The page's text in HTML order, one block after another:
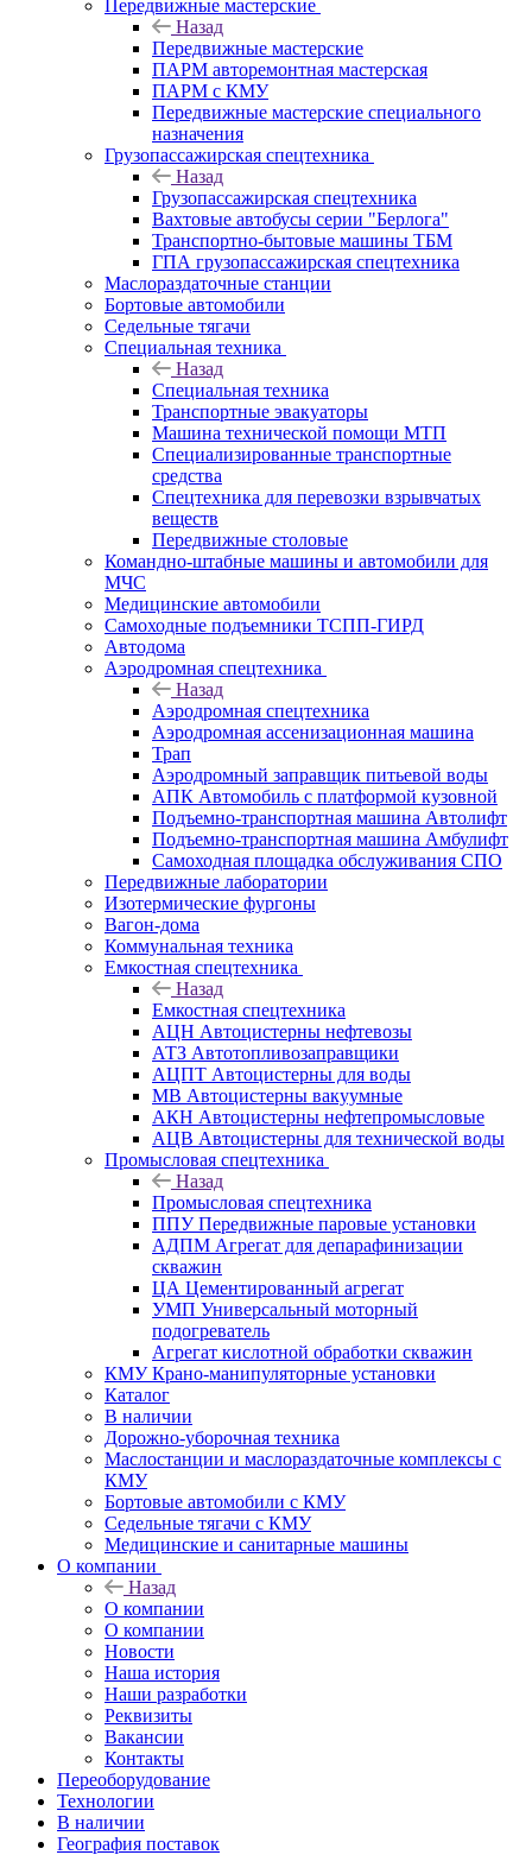
Передвижные мастерские
Назад
Передвижные мастерские
ПАРМ авторемонтная мастерская
ПАРМ с КМУ
Передвижные мастерские специального
назначения
Грузопассажирская спецтехника
Назад
Грузопассажирская спецтехника
Вахтовые автобусы серии "Берлога"
Транспортно-бытовые машины ТБМ
ГПА грузопассажирская спецтехника
Маслораздаточные станции
Бортовые автомобили
Седельные тягачи
Специальная техника
Назад
Специальная техника
Транспортные эвакуаторы
Машина технической помощи МТП
Специализированные транспортные
средства
Спецтехника для перевозки взрывчатых
веществ
Передвижные столовые
Командно-штабные машины и автомобили для
МЧС
Медицинские автомобили
Самоходные подъемники ТСПП-ГИРД
Автодома
Аэродромная спецтехника
Назад
Аэродромная спецтехника
Аэродромная ассенизационная машина
Трап
Аэродромный заправщик питьевой воды
АПК Автомобиль с платформой кузовной
Подъемно-транспортная машина Автолифт
Подъемно-транспортная машина Амбулифт
Самоходная площадка обслуживания СПО
Передвижные лаборатории
Изотермические фургоны
Вагон-дома
Коммунальная техника
Емкостная спецтехника
Назад
Емкостная спецтехника
АЦН Автоцистерны нефтевозы
АТЗ Автотопливозаправщики
АЦПТ Автоцистерны для воды
МВ Автоцистерны вакуумные
АКН Автоцистерны нефтепромысловые
АЦВ Автоцистерны для технической воды
Промысловая спецтехника
Назад
Промысловая спецтехника
ППУ Передвижные паровые установки
АДПМ Агрегат для депарафинизации
скважин
ЦА Цементированный агрегат
УМП Универсальный моторный
подогреватель
Агрегат кислотной обработки скважин
КМУ Крано-манипуляторные установки
Каталог
В наличии
Дорожно-уборочная техника
Маслостанции и маслораздаточные комплексы с
КМУ
Бортовые автомобили с КМУ
Седельные тягачи с КМУ
Медицинские и санитарные машины
О компании
Назад
О компании
О компании
Новости
Наша история
Наши разработки
Реквизиты
Вакансии
Контакты
Переоборудование
Технологии
В наличии
География поставок